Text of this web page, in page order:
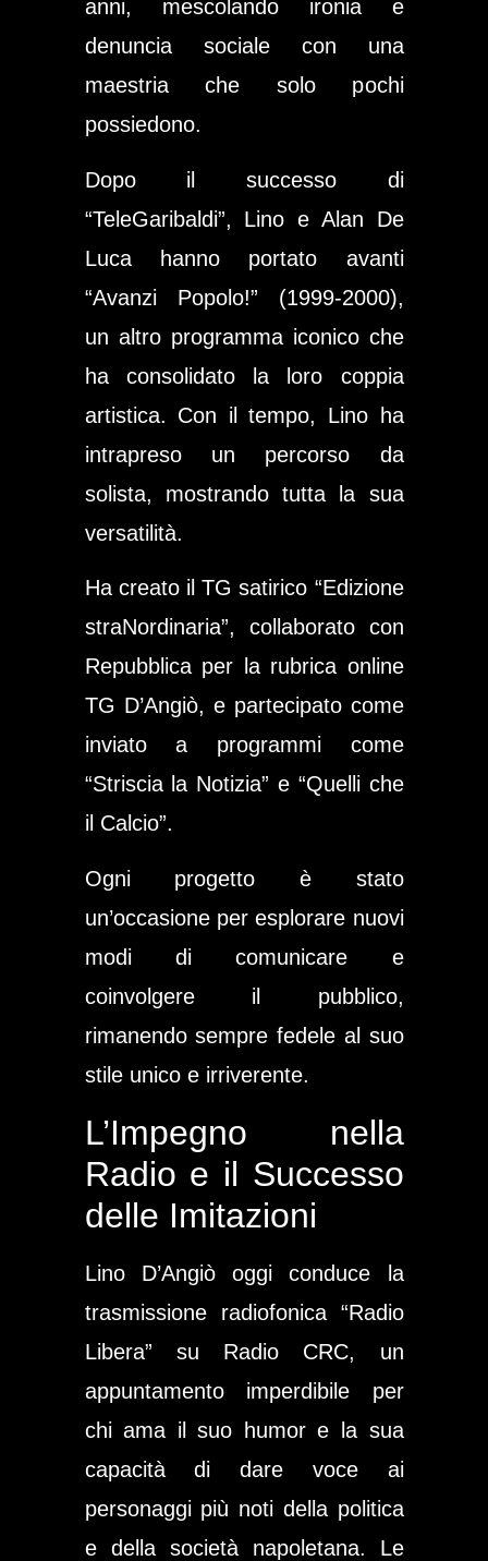
anni, mescolando ironia e
denuncia sociale con una
maestria che solo pochi
possiedono.
Dopo il successo di
“TeleGaribaldi”, Lino e Alan De
Luca hanno portato avanti
“Avanzi Popolo!” (1999-2000),
un altro programma iconico che
ha consolidato la loro coppia
artistica. Con il tempo, Lino ha
intrapreso un percorso da
solista, mostrando tutta la sua
versatilità.
Ha creato il TG satirico “Edizione
straNordinaria”, collaborato con
Repubblicaper la rubrica online
TG D’Angiò, e partecipato come
inviato a programmi come
“Striscia la Notizia” e “Quelli che
il Calcio”.
Ogni progetto è stato
un’occasione per esplorare nuovi
modi di comunicare e
coinvolgere il pubblico,
rimanendo sempre fedele al suo
stile unico e irriverente.
L’Impegno nella
Radio e il Successo
delle Imitazioni
Lino D’Angiò oggi conduce la
trasmissione radiofonica “Radio
Libera” su Radio CRC, un
appuntamento imperdibile per
chi ama il suo humor e la sua
capacità di dare voce ai
personaggi più noti della politica
e della società napoletana. Le